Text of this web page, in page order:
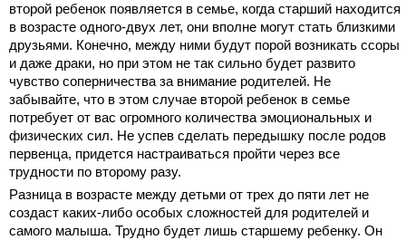
второй ребенок появляется в семье, когда старший находится
в возрасте одного-двух лет, они вполне могут стать близкими
друзьями. Конечно, между ними будут порой возникать ссоры
и даже драки, но при этом не так сильно будет развито
чувство соперничества за внимание родителей. Не
забывайте, что в этом случае второй ребенок в семье
потребует от вас огромного количества эмоциональных и
физических сил. Не успев сделать передышку после родов
первенца, придется настраиваться пройти через все
трудности по второму разу.
Разница в возрасте между детьми от трех до пяти лет не
создаст каких-либо особых сложностей для родителей и
самого малыша. Трудно будет лишь старшему ребенку. Он